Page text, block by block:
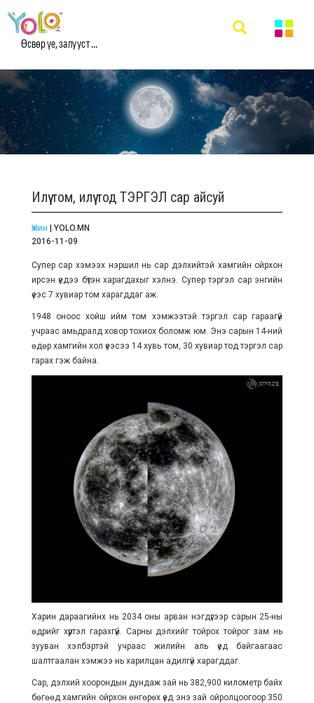
Өсвөр үе, залууст ...
Илүү том, илүү тод ТЭРГЭЛ сар айсуй
Үжин | YOLO.MN
2016-11-09
Супер сар хэмээх нэршил нь сар дэлхийтэй хамгийн ойрхон
ирсэн үедээ бүтэн харагдахыг хэлнэ. Супер тэргэл сар энгийн
үеэс 7 хувиар том харагддаг аж.
1948 оноос хойш ийм том хэмжээтэй тэргэл сар гараагүй
учраас амьдралд ховор тохиох боломж юм. Энэ сарын 14-ний
өдөр хамгийн хол үеэсээ 14 хувь том, 30 хувиар тод тэргэл сар
гарах гэж байна.
Харин дараагийнх нь 2034 оны арван нэгдүгээр сарын 25-ны
өдрийг хүртэл гарахгүй. Сарны дэлхийг тойрох тойрог зам нь
зууван хэлбэртэй учраас жилийн аль үед байгаагаас
шалтгаалан хэмжээ нь харилцан адилгүй харагддаг.
Сар, дэлхий хоорондын дундаж зай нь 382,900 километр байх
бөгөөд хамгийн ойрхон өнгөрөх үед энэ зай ойролцоогоор 350